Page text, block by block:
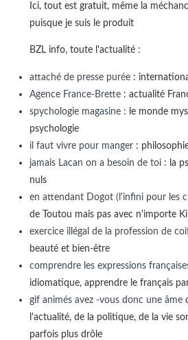
Ici, tout est gratuit, même la
puisque je suis le produit
BZL info, toute l'actualité :
attaché de presse purée:
Agence France-Brette: actualité
spychologie magasine: le monde
psychologie
il faut vivre pour manger:
jamais Lacan on a besoin de toi: la
nuls
en attendant Dogot (l'infini pour les
de Toutou mais pas avec n'importe
exercice illégal de la profession de
beauté et bien-être
comprendre les expressions
idiomatique, apprendre le français
gif animés avez -vous donc une âme
l'actualité, de la politique, de la vie
parfois plus drôle